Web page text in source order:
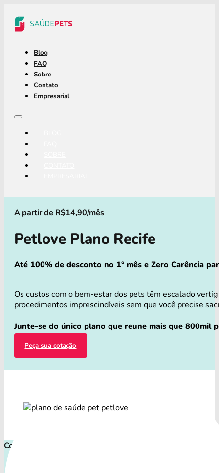
Blog
FAQ
Sobre
Contato
Empresarial
A partir de R$14,90/mês
Petlove Plano Recife
Até 100% de desconto no 1° mês e Zero Carência
Os custos com o bem-estar dos pets têm escalado
procedimentos imprescindíveis sem que você precise
Junte-se do único plano que reune mais que 800mil
Peça sua cotação
Comece proteger ainda hoje!